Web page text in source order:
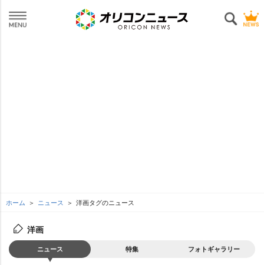
ホーム ニュース 洋画タグのニュース
洋画
ニュース 特集 フォトギャラリー